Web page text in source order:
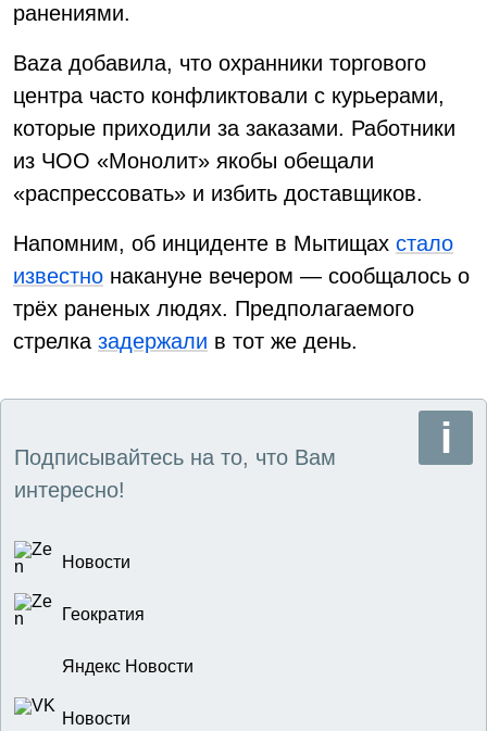
ранениями.
Baza добавила, что охранники торгового
центра часто конфликтовали с курьерами,
которые приходили за заказами. Работники
из ЧОО «Монолит» якобы обещали
«распрессовать» и избить доставщиков.
Напомним, об инциденте в Мытищах стало
известно накануне вечером — сообщалось о
трёх раненых людях. Предполагаемого
стрелка задержали в тот же день.
Подписывайтесь на то, что Вам
интересно!
Новости
Геократия
Яндекс Новости
Новости